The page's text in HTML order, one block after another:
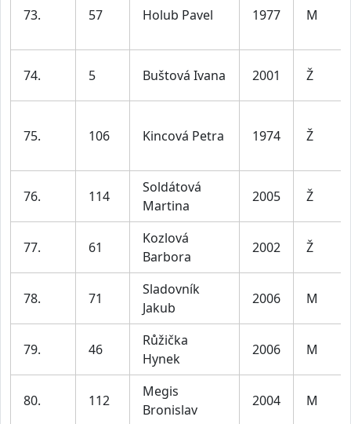
73. 57 Holub Pavel 1977 M
74. 5 Buštová Ivana 2001 Ž
75. 106 Kincová Petra 1974 Ž
76. 114
Soldátová
Martina
2005 Ž
77. 61
Kozlová
Barbora
2002 Ž
78. 71
Sladovník
Jakub
2006 M
79. 46
Růžička
Hynek
2006 M
80. 112
Megis
Bronislav
2004 M